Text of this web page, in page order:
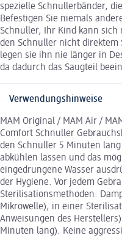
spezielle Schnullerbänder,
Befestigen Sie niemals
Schnuller, Ihr Kind kann
den Schnuller nicht direktem
legen sie ihn nie länger in
da dadurch das Saugteil
Verwendungshinweise
MAM Original / MAM Air /
Comfort Schnuller
den Schnuller 5 Minuten
abkühlen lassen und das
eingedrungene Wasser
der Hygiene. Vor jedem
Sterilisationsmethoden:
Mikrowelle), in einer
Anweisungen des
Minuten lang). Keine